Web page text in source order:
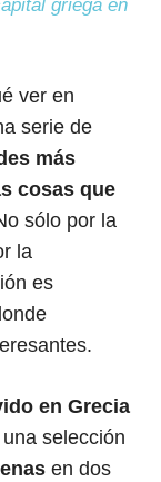
griega en
ver en
serie de
más
cosas que
sólo por la
la
es
en Grecia
selección
en dos